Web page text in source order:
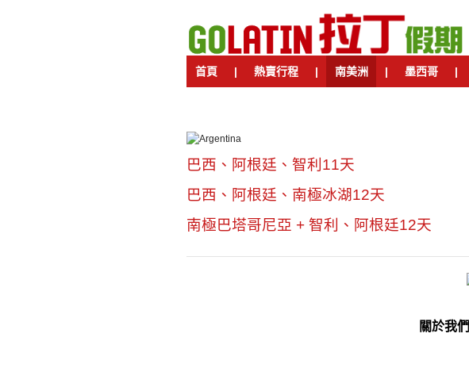
首頁 | 熱賣行程 | 南美洲 | 墨西哥 |
巴西、阿根廷、智利11天
巴西、阿根廷、南極冰湖12天
南極巴塔哥尼亞 + 智利、阿根廷12天
關於我們